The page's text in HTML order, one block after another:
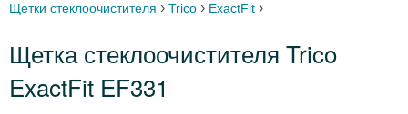
Щетки стеклоочистителя › Trico › ExactFit ›
Щетка стеклоочистителя Trico
ExactFit EF331